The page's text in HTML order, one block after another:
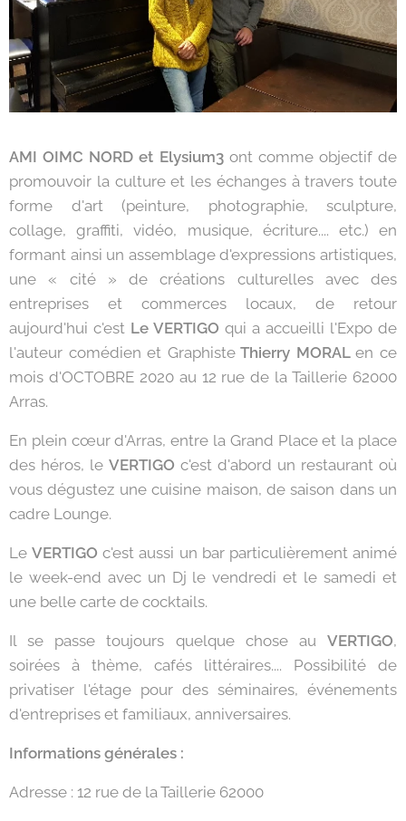
AMI OIMC NORD et Elysium3ont comme objectif de
promouvoir la culture et les échanges à travers toute
forme d'art (peinture, photographie, sculpture,
collage, graffiti, vidéo, musique, écriture.... etc.) en
formant ainsi un assemblage d'expressions artistiques,
une « cité » de créations culturelles avec des
entreprises et commerces locaux, de retour
aujourd'hui c'est Le VERTIGO qui a accueilli l'Expo de
l'auteur comédien et GraphisteThierry MORALen ce
mois d'OCTOBRE 2020 au 12 rue de la Taillerie 62000
Arras.
En plein cœur d'Arras, entre la Grand Place et la place
des héros, le VERTIGO c'est d'abord un restaurant où
vous dégustez une cuisine maison, de saison dans un
cadre Lounge.
LeVERTIGO c'est aussi un bar particulièrement animé
le week-end avec un Dj le vendredi et le samedi et
une belle carte de cocktails.
Il se passe toujours quelque chose au VERTIGO,
soirées à thème, cafés littéraires.... Possibilité de
privatiser l'étage pour des séminaires, événements
d'entreprises et familiaux, anniversaires.
Informations générales :
Adresse : 12 rue de la Taillerie 62000